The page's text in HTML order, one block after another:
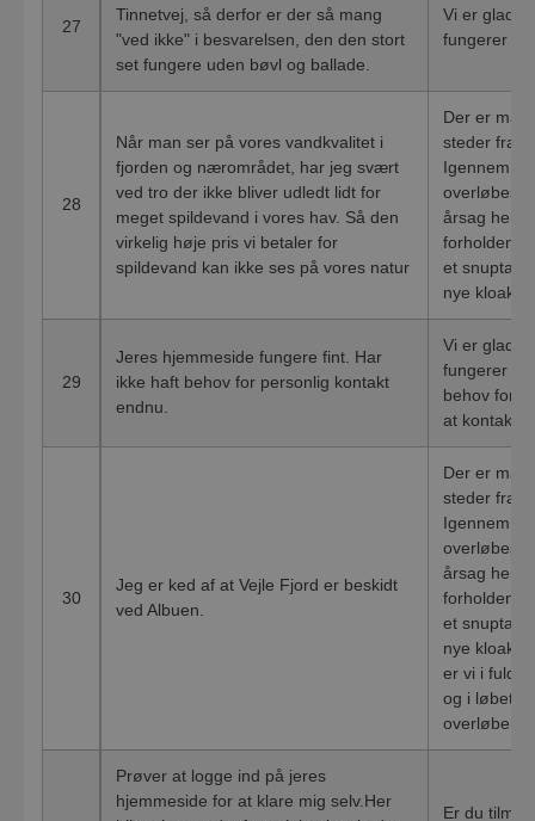
27
Tinnetvej, så derfor er der så mang
"ved ikke" i besvarelsen, den den stort
set fungere uden bøvl og ballade.
Vi er glade
fungerer
28
Når man ser på vores vandkvalitet i
fjorden og nærområdet, har jeg svært
ved tro der ikke bliver udledt lidt for
meget spildevand i vores hav. Så den
virkelig høje pris vi betaler for
spildevand kan ikke ses på vores natur
Der er
steder fra,
Igennem
årsag
forholdene.
et snuptag,
nye
29
Jeres hjemmeside fungere fint. Har
ikke haft behov for personlig kontakt
endnu.
Vi er glade
fungerer
behov for
at kontakte
30
Jeg er ked af at Vejle Fjord er beskidt
ved Albuen.
Der er
steder fra,
Igennem
årsag
forholdene.
et snuptag,
nye
er vi i fuld
og i løbet
overløbene
Prøver at logge ind på jeres
hjemmeside for at klare mig selv.Her
Er du